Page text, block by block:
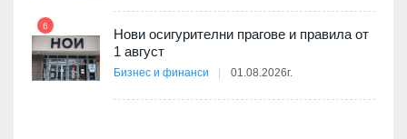
6
Нови осигурителни прагове и правила от
1 август
Бизнес и финанси 01.08.2026г.